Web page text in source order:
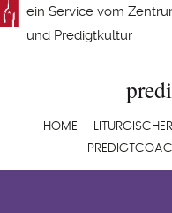
Direkt
zum
ein Service vom
und Predigtkultur
HOME